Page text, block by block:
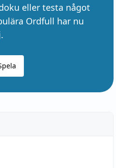
eller testa något
Ordfull har nu